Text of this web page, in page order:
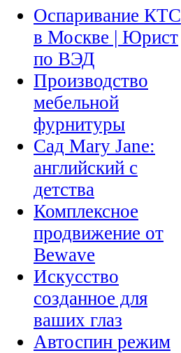
Оспаривание КТС
в Москве | Юрист
по ВЭД
Производство
мебельной
фурнитуры
Сад Mary Jane:
английский с
детства
Комплексное
продвижение от
Bewave
Искусство
созданное для
ваших глаз
Автоспин режим